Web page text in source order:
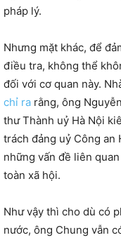
pháp lý.
Nhưng mặt khác, để
điều tra, không thể
đối với cơ quan này.
chỉ ra rằng, ông
thư Thành uỷ Hà Nội
trách đảng uỷ Công an
những vấn đề liên
toàn xã hội.
Như vậy thì cho dù có
nước, ông Chung vẫn